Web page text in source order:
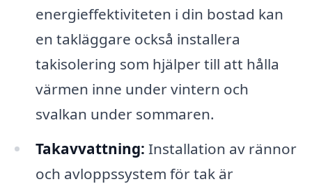
energieffektiviteten i din bostad kan
en takläggare också installera
takisolering som hjälper till att hålla
värmen inne under vintern och
svalkan under sommaren.
Takavvattning: Installation av rännor
och avloppssystem för tak är